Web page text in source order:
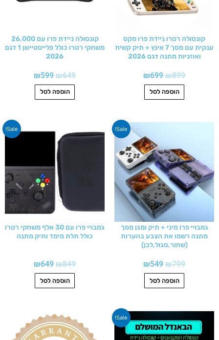
קונסולה רטרו ניידת פרו מקס
ענקית עם מסך 7 אינץ + תיק קשיח
ואוזניות מתנה דגם 2026
₪899
₪699
הוספה לסל
קונסולה ניידת פרו עם 26,000
משחקי רטרו כולל פלייסטיישן 1 דגם
2026
₪649
₪599
הוספה לסל
Sale!
גמבויי פרו מיני + תיק ומגן מסך
מתנה רשמו את הצבע בהערות
(שחור,סגול,לבן)
₪799
המקורי
היה:
₪799.
₪549
המחיר
הנוכחי
הוא:
₪549.
הוספה לסל
Sale!
גמבויי פרו עם 30 אלף משחקי רטרו
כולל תלת מימד ותיק מתנה
₪849
₪649
המחיר
הנוכחי
הוספה לסל
Sale!
המקורי
היה:
המחיר
הנוכחי
הוא: